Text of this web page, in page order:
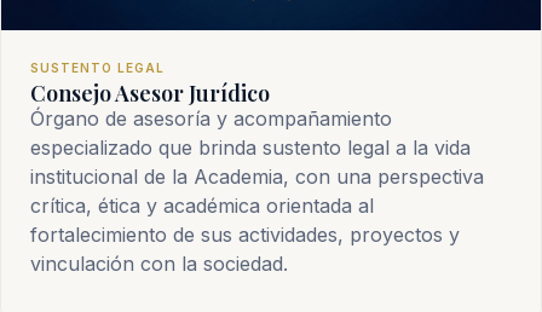
SUSTENTO LEGAL
Consejo Asesor Jurídico
Órgano de asesoría y acompañamiento
especializado que brinda sustento legal a la vida
institucional de la Academia, con una perspectiva
crítica, ética y académica orientada al
fortalecimiento de sus actividades, proyectos y
vinculación con la sociedad.